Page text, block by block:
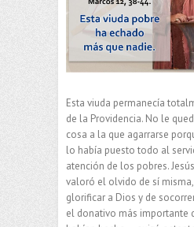
Esta viuda permanecía
de la Providencia. No le
cosa a la que agarrarse
lo había puesto todo al
atención de los pobres.
valoró el olvido de sí
glorificar a Dios y de
el donativo más importante